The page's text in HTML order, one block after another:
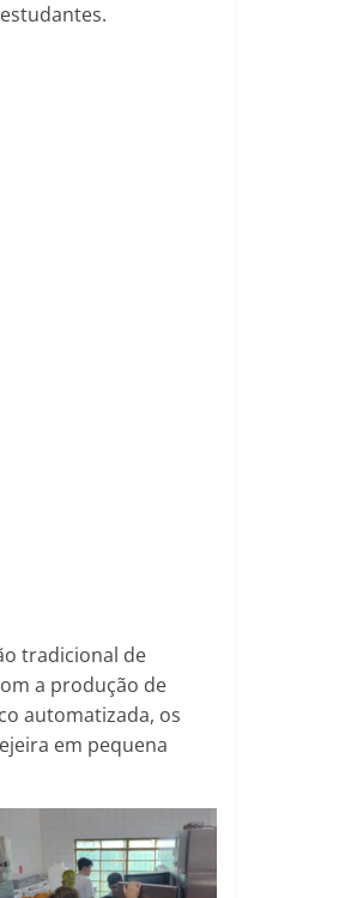
tradicional de
a produção de
automatizada, os
em pequena